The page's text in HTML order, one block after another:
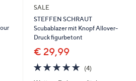
SALE
STEFFEN SCHRAUT
Scubablazer mit Knopf Allover-
Druck figurbetont
€ 29,99
4.8
von
(4)